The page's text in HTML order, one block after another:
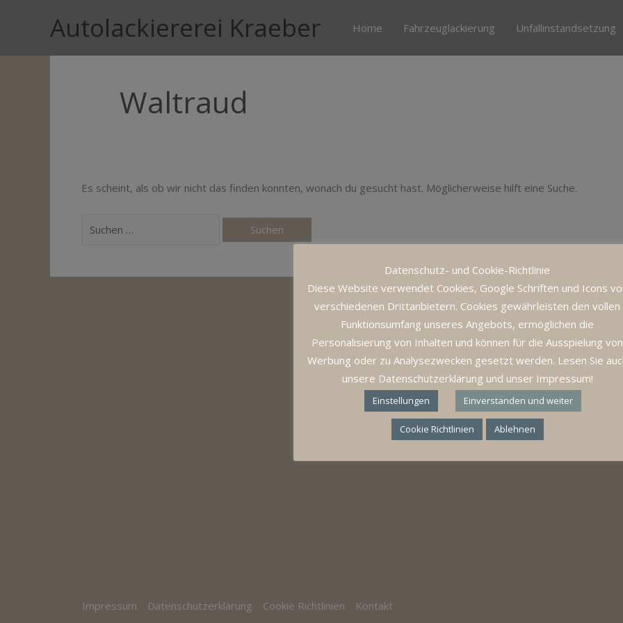
Autolackiererei Kraeber Home Fahrzeuglackierung Unfallinstandsetzung
Waltraud
Es scheint, als ob wir nicht das finden konnten, wonach du gesucht hast. Möglicherweise hilft eine Suche.
Impressum Datenschutzerklärung Cookie Richtlinien Kontakt
Datenschutz- und Cookie-Richtlinie
Diese Website verwendet Cookies, Google Schriften und Icons
verschiedenen Drittanbietern. Cookies gewährleisten den vollen
Funktionsumfang unseres Angebots, ermöglichen die
Personalisierung von Inhalten und können für die Ausspielung von
Werbung oder zu Analysezwecken gesetzt werden. Lesen Sie
unsere Datenschutzerklärung und unser Impressum!
Einstellungen Einverstanden und weiter
Cookie Richtlinien Ablehnen